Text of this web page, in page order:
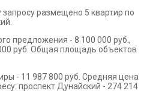
размещено 5 квартир по
предложения - 8 100 000 руб.,
руб. Общая площадь объектов
- 11 987 800 руб. Средняя цена
проспект Дунайский - 274 214